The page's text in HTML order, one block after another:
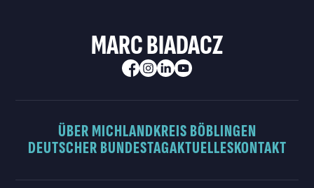
MARC BIADACZ
ÜBER MICHLANDKREIS BÖBLINGEN
DEUTSCHER BUNDESTAGAKTUELLESKONTAKT